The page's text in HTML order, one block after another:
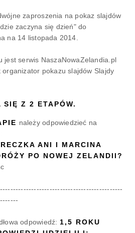
zaproszenia na pokaz slajdów
zaczyna się dzień" do
na 14 listopada 2014.
jest serwis NaszaNowaZelandia.pl
pokazu slajdów Slajdy
SIĘ Z 2 ETAPÓW.
należy odpowiedzieć na
ANI I MARCINA
PO NOWEJ ZELANDII?
odpowiedź: 1,5 ROKU